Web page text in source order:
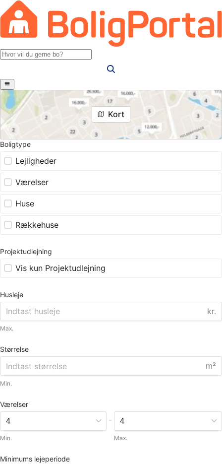
Kort
Boligtype
Lejligheder
Værelser
Huse
Rækkehuse
Projektudlejning
Vis kun Projektudlejning
Husleje
kr.
Max.
Størrelse
m²
Min.
Værelser
Min.
-
Max.
Minimums lejeperiode